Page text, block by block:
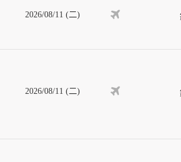
2026/08/11 (二)
2026/08/11 (二)